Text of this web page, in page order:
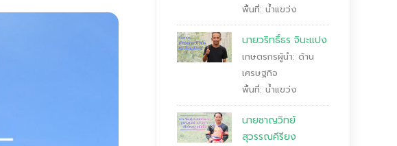
พื้นที่: น้ำแขว่ง
นายวริทธิ์ธร จินะแปง
เกษตรกรผู้นำ: ด้าน
เศรษฐกิจ
พื้นที่: น้ำแขว่ง
นายชาญวิทย์
สุวรรณคีรียง